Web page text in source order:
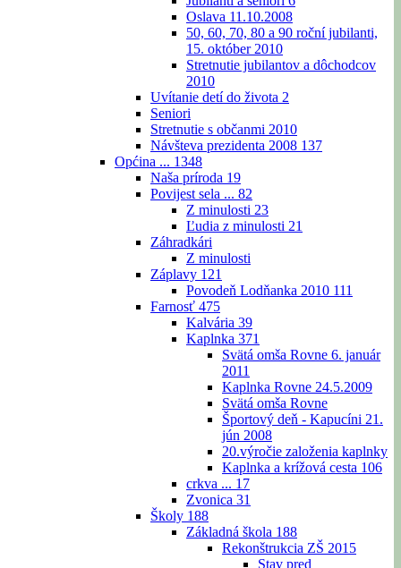
Oslava 11.10.2008
50, 60, 70, 80 a 90 roční jubilanti,
15. október 2010
Stretnutie jubilantov a dôchodcov
2010
Uvítanie detí do života 2
Seniori
Stretnutie s občanmi 2010
Návšteva prezidenta 2008 137
Općina ... 1348
Naša príroda 19
Povijest sela ... 82
Z minulosti 23
Ľudia z minulosti 21
Záhradkári
Z minulosti
Záplavy 121
Povodeň Lodňanka 2010 111
Farnosť 475
Kalvária 39
Kaplnka 371
Svätá omša Rovne 6. január
2011
Kaplnka Rovne 24.5.2009
Svätá omša Rovne
Športový deň - Kapucíni 21.
jún 2008
20.výročie založenia kaplnky
Kaplnka a krížová cesta 106
crkva ... 17
Zvonica 31
Školy 188
Základná škola 188
Rekonštrukcia ZŠ 2015
Stav pred